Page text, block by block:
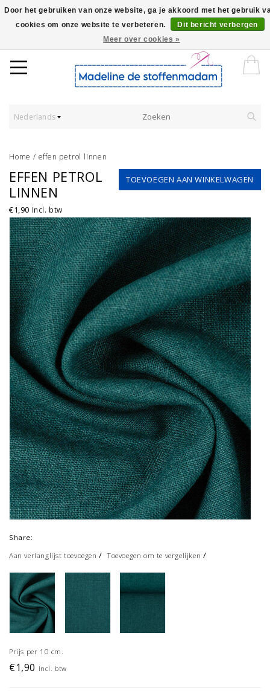
Worldwide Shipping - Onze stoffen worden verkocht per 10 cm.
Nederlands
Home / effen petrol linnen
TOEVOEGEN AAN WINKELWAGEN
EFFEN PETROL
LINNEN
€1,90 Incl. btw
Share:
Aan verlanglijst toevoegen /Toevoegen om te vergelijken /
Prijs per 10 cm.
€1,90 Incl. btw
Door het gebruiken van onze website, ga je akkoord met het gebruik
cookies om onze website te verbeteren.
Dit bericht verbergen
Meer over cookies »